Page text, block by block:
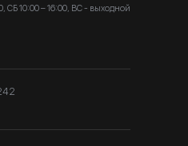
СБ 10:00 – 16:00, ВС - выходной